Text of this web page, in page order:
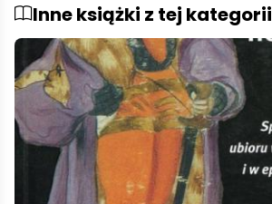
Inne książki z tej kategorii